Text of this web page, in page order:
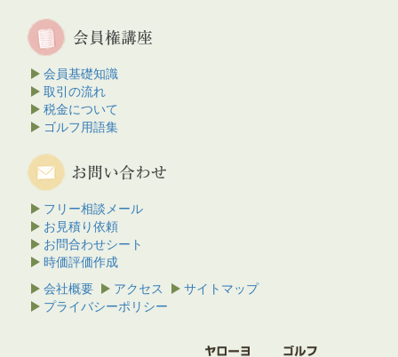
会員基礎知識
取引の流れ
税金について
ゴルフ用語集
フリー相談メール
お見積り依頼
お問合わせシート
時価評価作成
会社概要
アクセス
サイトマップ
プライバシーポリシー